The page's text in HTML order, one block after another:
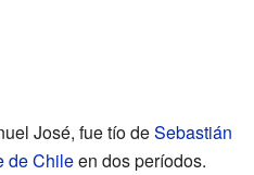
José, fue tío deSebastián
de Chileen dos períodos.